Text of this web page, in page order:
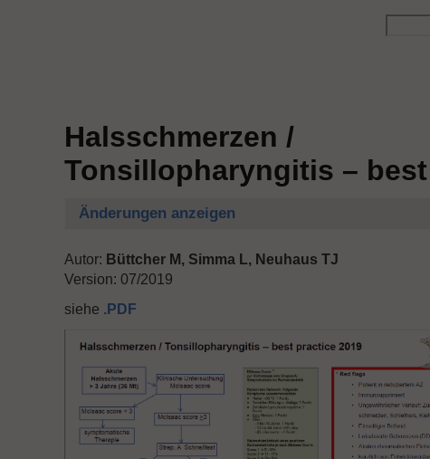
Halsschmerzen /
Tonsillopharyngitis –
Änderungen anzeigen
Autor: Büttcher M, Simma L, Neuhaus TJ
Version: 07/2019
siehe .PDF